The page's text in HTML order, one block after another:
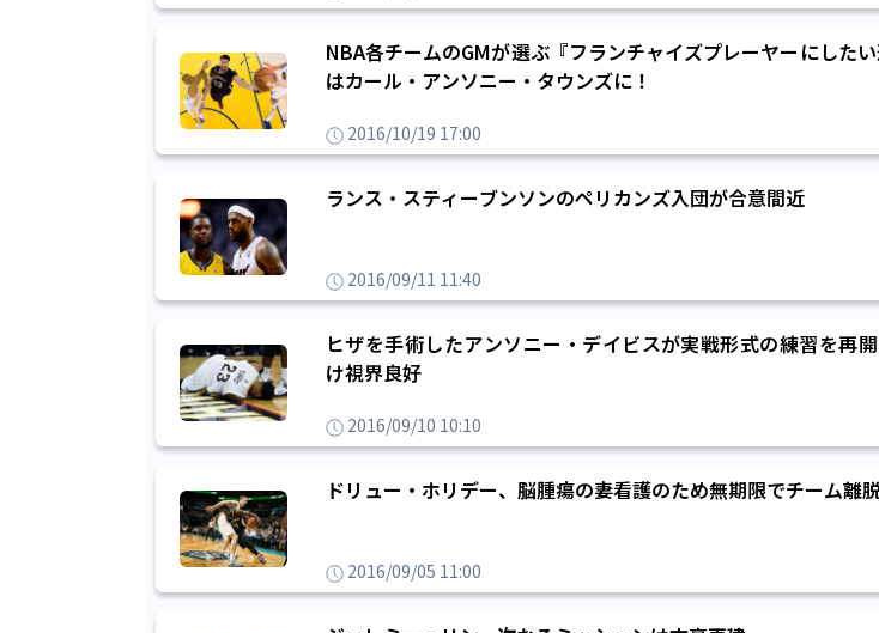
NBA各チームのGMが選ぶ『フランチャイズプレーヤーにしたい
はカール・アンソニー・タウンズに！
2016/10/19 17:00
ランス・スティーブンソンのペリカンズ入団が合意間近
2016/09/11 11:40
ヒザを手術したアンソニー・デイビスが実戦形式の練習を再
け視界良好
2016/09/10 10:10
ドリュー・ホリデー、脳腫瘍の妻看護のため無期限でチーム離
2016/09/05 11:00